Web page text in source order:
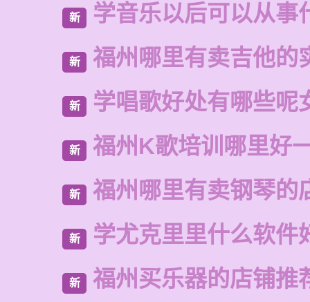
新 学音乐以后可以从事
新 福州哪里有卖吉他的
新 学唱歌好处有哪些呢
新 福州K歌培训哪里好
新 福州哪里有卖钢琴的
新 学尤克里里什么软件
新 福州买乐器的店铺推